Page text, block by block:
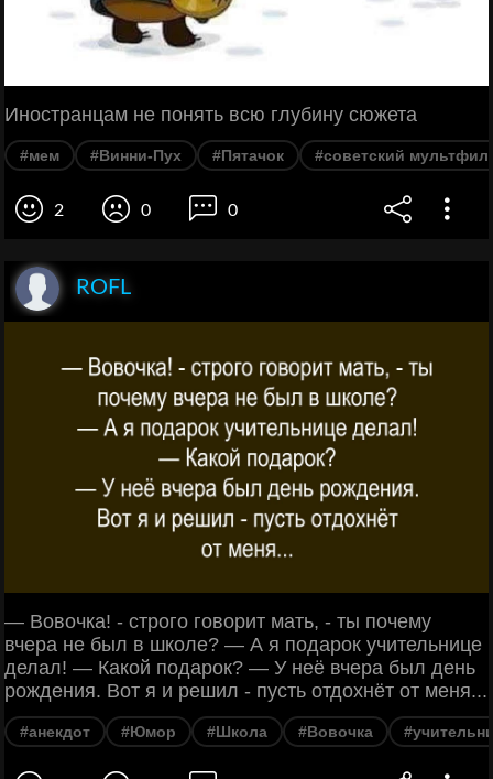
Иностранцам не понять всю глубину сюжета
#мем #Винни-Пух #Пятачок #советский
2 0 0
ROFL
— Вовочка! - строго говорит мать, - ты почему
вчера не был в школе? — А я подарок учительнице
делал! — Какой подарок? — У неё вчера был день
рождения. Вот я и решил - пусть отдохнёт от меня...
#анекдот #Юмор #Школа #Вовочка